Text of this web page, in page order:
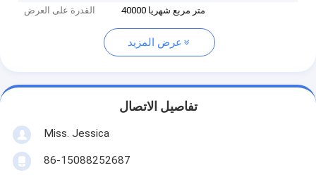
القدرة على العرض
40000 متر مربع شهريا
عرض المزيد
تفاصيل الاتصال
Miss. Jessica
86-15088252687